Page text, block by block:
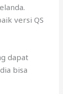
versi QS
dapat
bisa